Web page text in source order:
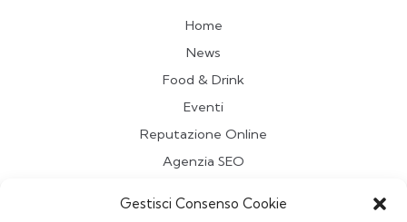
Gestisci Consenso Cookie
Home
News
Food & Drink
Eventi
Reputazione Online
Agenzia SEO